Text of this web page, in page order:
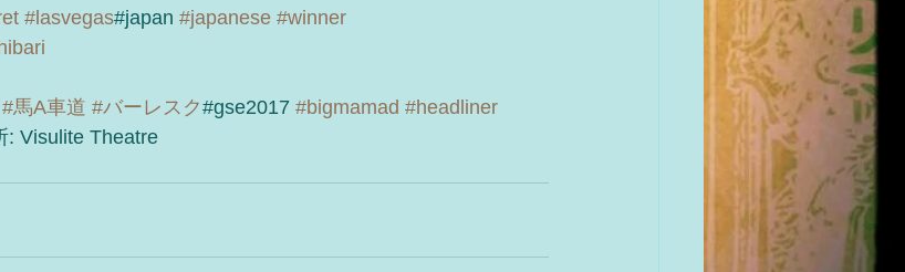
#lasvegas#japan #japanese #winner
#馬A車道 #バーレスク#gse2017 #bigmamad #headliner
: Visulite Theatre